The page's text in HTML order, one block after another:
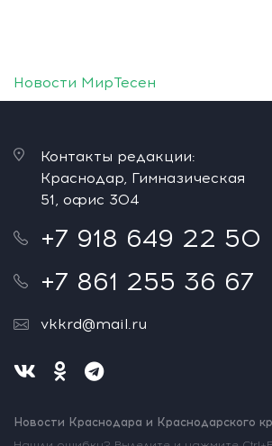
Новости МирТесен
Контакты редакции:
Краснодар, Гимназическая
51, офис 304
+7 918 649 22 50
+7 861 255 36 67
vkkrd@mail.ru
Новости Краснодара и Краснодарского